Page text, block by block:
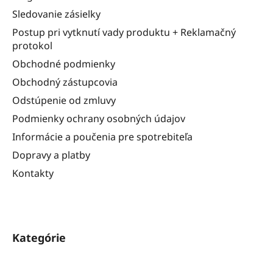
Sledovanie zásielky
Postup pri vytknutí vady produktu + Reklamačný
protokol
Obchodné podmienky
Obchodný zástupcovia
Odstúpenie od zmluvy
Podmienky ochrany osobných údajov
Informácie a poučenia pre spotrebiteľa
Dopravy a platby
Kontakty
Kategórie